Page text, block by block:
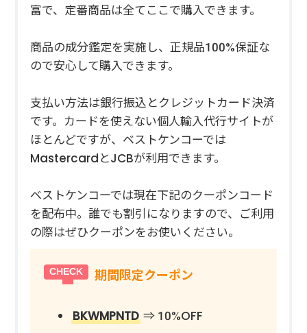
富で、定番商品は全てここで購入できます。
商品の成分鑑定を実施し、正規品100%保証な
ので安心して購入できます。
支払い方法は銀行振込とクレジットカード決済
です。カードを使えない個人輸入代行サイトが
ほとんどですが、ベストケンコーでは
MastercardとJCBが利用できます。
ベストケンコーでは現在下記のクーポンコード
を配布中。誰でも割引になりますので、ご利用
の際はぜひクーポンをお使いください。
期間限定クーポン
BKWMPNTD ⇒ 10%OFF